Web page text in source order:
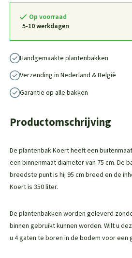
Op voorraad
5-10 werkdagen
Handgemaakte plantenbakken
Verzending in Nederland & België
Garantie op alle bakken
Productomschrijving
De plantenbak Koert heeft een
een binnenmaat diameter van 75 cm. De
breedste punt is hij 95 cm breed en de
Koert is 350 liter.
De plantenbakken worden geleverd
binnen gebruikt kunnen worden. Wilt u
u 4 gaten te boren in de bodem voor een